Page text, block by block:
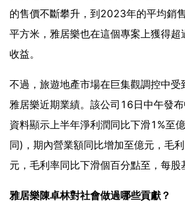
的售價不斷攀升，到2023年的平均銷
平方米，雅居樂也在這個專案上獲得
收益。
不過，旅遊地產市場在巨集觀調控中受
雅居樂近期業績。該公司16日中午發布
資料顯示上半年淨利潤同比下滑1%至
同)，期內營業額同比增加至億元，毛
元，毛利率同比下滑個百分點至，每股
雅居樂陳卓林對社會做過哪些貢獻？